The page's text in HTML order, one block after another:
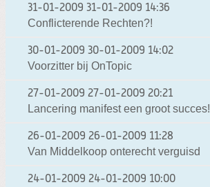
31-01-2009 31-01-2009 14:36
Conflicterende Rechten?!
30-01-2009 30-01-2009 14:02
Voorzitter bij OnTopic
27-01-2009 27-01-2009 20:21
Lancering manifest een groot succes!
26-01-2009 26-01-2009 11:28
Van Middelkoop onterecht verguisd
24-01-2009 24-01-2009 10:00